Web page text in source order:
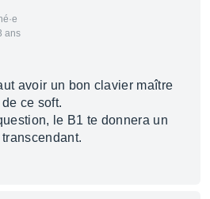
ans
avoir un bon clavier maître
ce soft.
le B1 te donnera un